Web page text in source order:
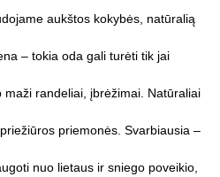
aukštos kokybės, natūralią
– tokia oda gali turėti tik jai
randeliai, įbrėžimai. Natūraliai
priemonės. Svarbiausia –
nuo lietaus ir sniego poveikio,